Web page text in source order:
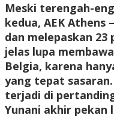
Meski terengah-
kedua, AEK Athens
dan melepaskan 23
jelas lupa
Belgia, karena
yang tepat
terjadi di
Yunani akhir pekan